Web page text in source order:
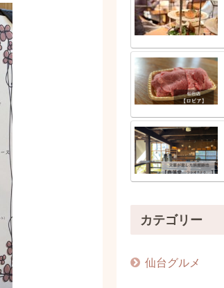
カテゴリー
仙台グルメ